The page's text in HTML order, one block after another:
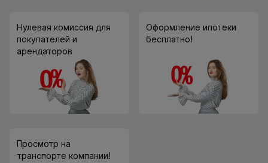
Нулевая комиссия для
покупателей и
арендаторов
Оформление ипотеки
бесплатно!
Просмотр на
транспорте компании!